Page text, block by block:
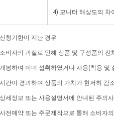
4) 모니터 해상도의 차
청기한이 지난 경우
비자의 과실로 인해 상품 및 구성품의
봉하여 이미 섭취하였거나 사용(착용 및
간이 경과하여 상품의 가치가 현저히 감
세정보 또는 사용설명서에 안내된 주의
전예약 또는 주문제작으로 통해 소비자